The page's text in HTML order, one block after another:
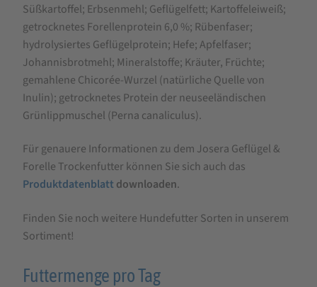
Süßkartoffel; Erbsenmehl; Geflügelfett; Kartoffeleiweiß;
getrocknetes Forellenprotein 6,0 %; Rübenfaser;
hydrolysiertes Geflügelprotein; Hefe; Apfelfaser;
Johannisbrotmehl; Mineralstoffe; Kräuter, Früchte;
gemahlene Chicorée-Wurzel (natürliche Quelle von
Inulin); getrocknetes Protein der neuseeländischen
Grünlippmuschel (Perna canaliculus).
Für genauere Informationen zu dem Josera Geflügel &
Forelle Trockenfutter können Sie sich auch das
Produktdatenblattdownloaden.
Finden Sie noch weitere Hundefutter Sorten in unserem
Sortiment!
Futtermenge pro Tag